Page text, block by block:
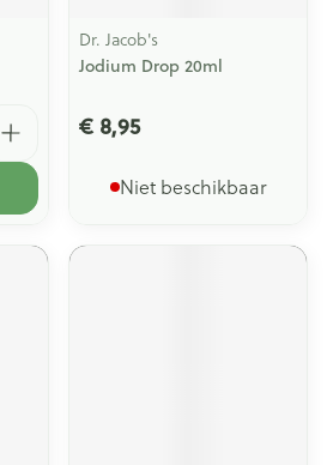
Dr. Jacob's
Jodium Drop 20ml
€ 8,95
Niet beschikbaar